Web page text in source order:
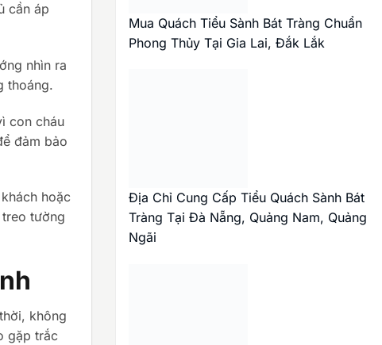
cần áp
nhìn ra
thoáng.
con cháu
đảm bảo
hoặc
tường
không
gặp trắc
Mua Quách Tiểu Sành Bát Tràng Chuẩn
Phong Thủy Tại Gia Lai, Đắk Lắk
Địa Chỉ Cung Cấp Tiểu Quách Sành Bát
Tràng Tại Đà Nẵng, Quảng Nam, Quảng
Ngãi